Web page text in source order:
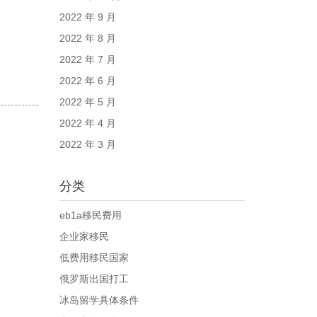
2022 年 9 月
2022 年 8 月
2022 年 7 月
2022 年 6 月
2022 年 5 月
2022 年 4 月
2022 年 3 月
分类
eb1a移民费用
企业家移民
低费用移民国家
俄罗斯出国打工
冰岛留学具体条件